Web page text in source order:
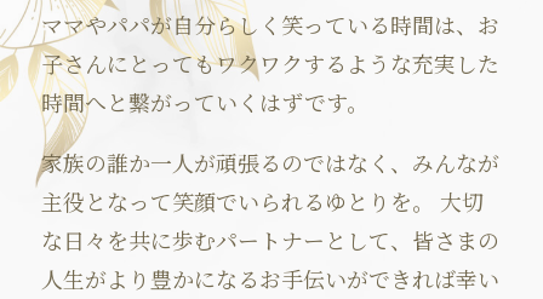
ママやパパが自分らしく笑っている時間は、お
子さんにとってもワクワクするような充実した
時間へと繋がっていくはずです。
家族の誰か一人が頑張るのではなく、みんなが
主役となって笑顔でいられるゆとりを。 大切
な日々を共に歩むパートナーとして、皆さまの
人生がより豊かになるお手伝いができれば幸い